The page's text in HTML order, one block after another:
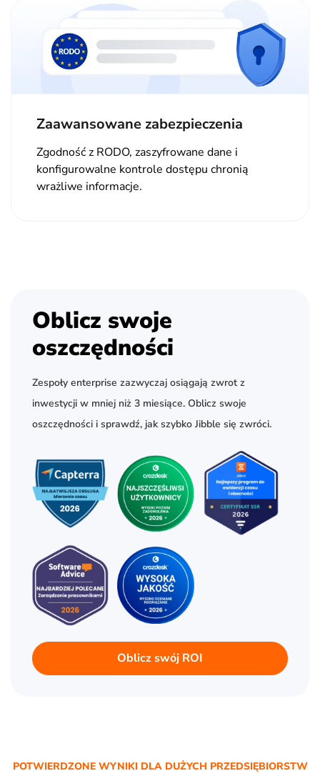
Zaawansowane zabezpieczenia
Zgodność z RODO, zaszyfrowane dane i
konfigurowalne kontrole dostępu chronią
wrażliwe informacje.
Oblicz swoje
oszczędności
Zespoły enterprise zazwyczaj osiągają zwrot z
inwestycji w mniej niż 3 miesiące. Oblicz swoje
oszczędności i sprawdź, jak szybko Jibble się zwróci.
Oblicz swój ROI
POTWIERDZONE WYNIKI DLA DUŻYCH PRZEDSIĘBIORSTW